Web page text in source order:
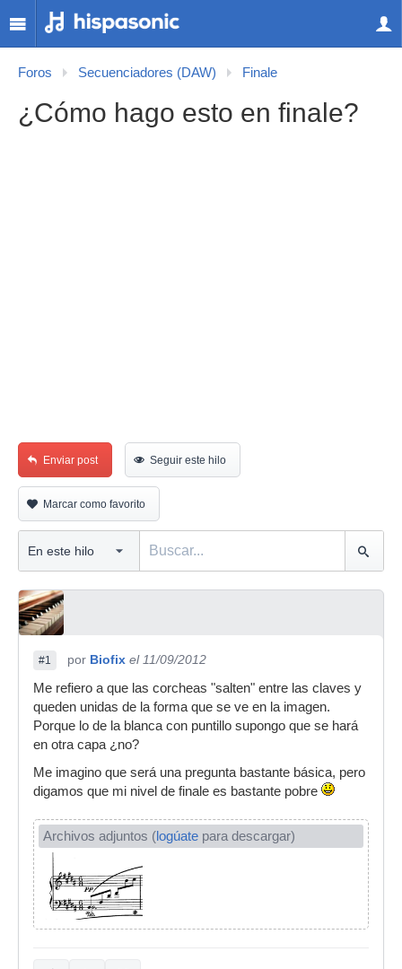
Foros Secuenciadores (DAW) Finale
¿Cómo hago esto en finale?
Enviar post Seguir este hilo
Marcar como favorito
#1 por Biofix el 11/09/2012
Me refiero a que las corcheas "salten" entre las claves y
queden unidas de la forma que se ve en la imagen.
Porque lo de la blanca con puntillo supongo que se hará
en otra capa ¿no?
Me imagino que será una pregunta bastante básica, pero
digamos que mi nivel de finale es bastante pobre
Archivos adjuntos (logúate para descargar)